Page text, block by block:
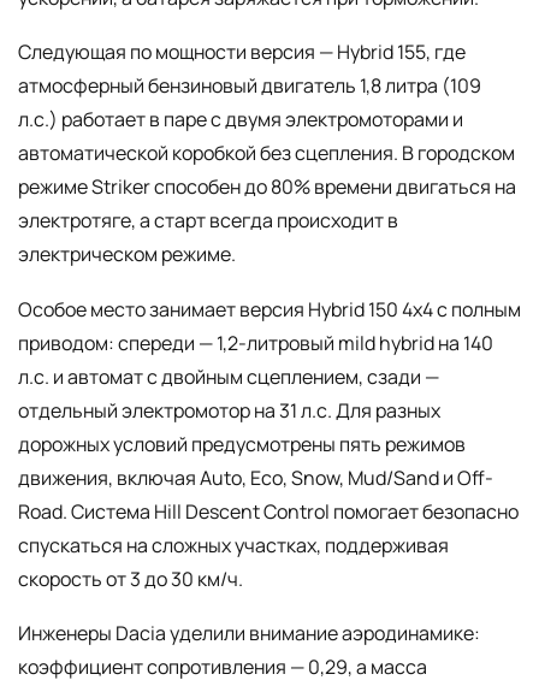
Следующая по мощности версия — Hybrid 155, где
атмосферный бензиновый двигатель 1,8 литра (109
л.с.) работает в паре с двумя электромоторами и
автоматической коробкой без сцепления. В городском
режиме Striker способен до 80% времени двигаться на
электротяге, а старт всегда происходит в
электрическом режиме.
Особое место занимает версия Hybrid 150 4x4 с полным
приводом: спереди — 1,2-литровый mild hybrid на 140
л.с. и автомат с двойным сцеплением, сзади —
отдельный электромотор на 31 л.с. Для разных
дорожных условий предусмотрены пять режимов
движения, включая Auto, Eco, Snow, Mud/Sand и Off-
Road. Система Hill Descent Control помогает безопасно
спускаться на сложных участках, поддерживая
скорость от 3 до 30 км/ч.
Инженеры Dacia уделили внимание аэродинамике:
коэффициент сопротивления — 0,29, а масса